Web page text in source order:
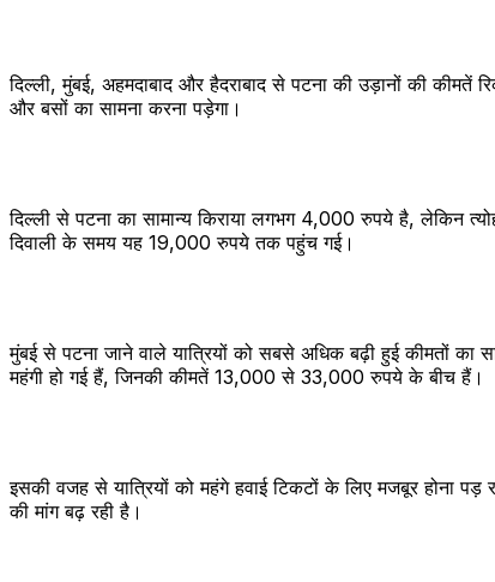
दिल्ली, मुंबई, अहमदाबाद और हैदराबाद से पटना की उड़ानों की कीमतें
और बसों का सामना करना पड़ेगा।
दिल्ली से पटना का सामान्य किराया लगभग 4,000 रुपये है,
दिवाली के समय यह 19,000 रुपये तक पहुंच गई।
मुंबई से पटना जाने वाले यात्रियों को सबसे अधिक बढ़ी हुई कीमतों
महंगी हो गई हैं, जिनकी कीमतें 13,000 से 33,000 रुपये के बीच हैं।
इसकी वजह से यात्रियों को महंगे हवाई टिकटों के लिए मजबूर होना
की मांग बढ़ रही है।